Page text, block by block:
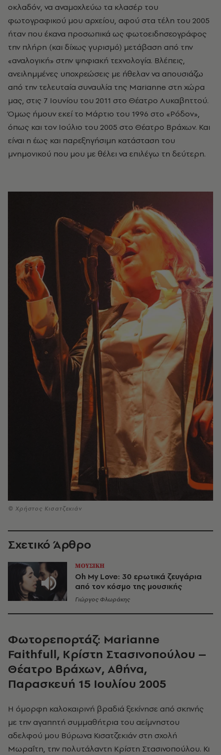
οκλαδόν, να αναμοχλεύω τα κλασέρ του
φωτογραφικού μου αρχείου, αφού στα τέλη του 2005
ήταν που έκανα προσωπικά ως φωτοειδησεογράφος
την πλήρη (και δίχως γυρισμό) μετάβαση από την
«αναλογική» στην ψηφιακή τεχνολογία. Βλέπεις,
ανειλημμένες υποχρεώσεις με ήθελαν να απουσιάζω
από την τελευταία συναυλία της Marianne στη χώρα
μας, στις 7 Ιουνίου του 2011 στο Θέατρο Λυκαβηττού.
Όμως ήμουν εκεί το Μάρτιο του 1996 στο «Ρόδον»,
όπως και τον Ιούλιο του 2005 στο Θέατρο Βράχων. Και
είναι η έως και παρεξηγήσιμη κατάσταση του
μνημονικού που μου με θέλει να επιλέγω τη δεύτερη.
© Χρήστος Κισατζεκιάν
Σχετικό Άρθρο
ΜΟΥΣΙΚΗ
Oh My Love: 30 ερωτικά ζευγάρια
από τον κόσμο της μουσικής
Γιώργος Φλωράκης
Φωτορεπορτάζ: Marianne
Faithfull, Κρίστη Στασινοπούλου –
Θέατρο Βράχων, Αθήνα,
Παρασκευή 15 Ιουλίου 2005
Η όμορφη καλοκαιρινή βραδιά ξεκίνησε από σκηνής
με την αγαπητή συμμαθήτρια του αείμνηστου
αδελφού μου Βύρωνα Κισατζεκιάν στη σχολή
Μωραΐτη, την πολυτάλαντη Κρίστη Στασινοπούλου. Κι